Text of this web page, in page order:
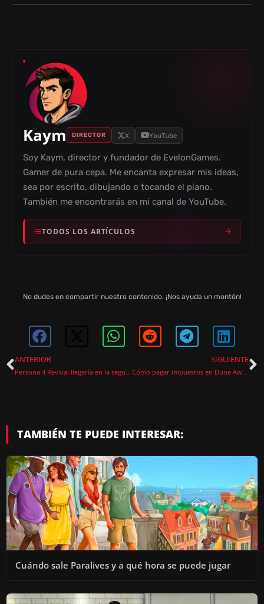
Kaym DIRECTOR X YouTube
Soy Kaym, director y fundador de EvelonGames.
Gamer de pura cepa. Me encanta expresar mis ideas,
sea por escrito, dibujando o tocando el piano.
También me encontrarás en mi canal de YouTube.
TODOS LOS ARTÍCULOS
No dudes en compartir nuestro contenido. ¡Nos ayuda un montón!
ANTERIOR
Persona 4 Revival llegaría en la segunda mitad de 2026
SIGUIENTE
Cómo pagar impuestos en Dune Awakening
TAMBIÉN TE PUEDE INTERESAR:
Cuándo sale Paralives y a qué hora se puede jugar